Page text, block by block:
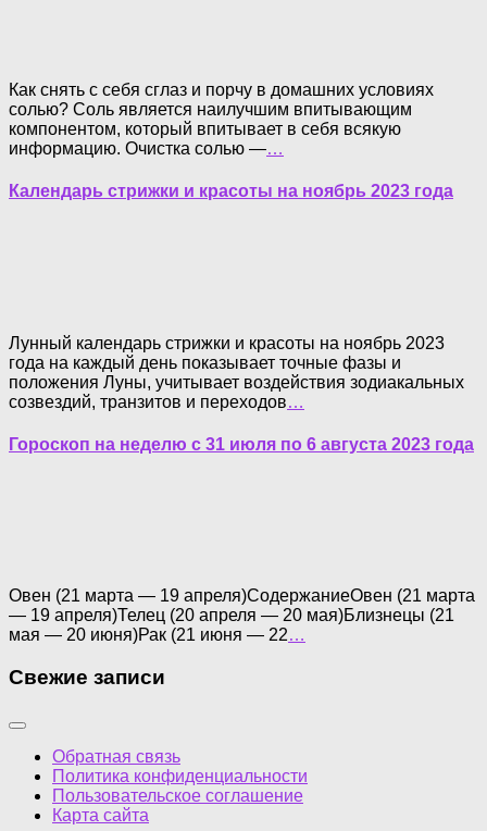
Как снять с себя сглаз и порчу в домашних условиях
солью? Соль является наилучшим впитывающим
компонентом, который впитывает в себя всякую
информацию. Очистка солью —…
Календарь стрижки и красоты на ноябрь 2023 года
Лунный календарь стрижки и красоты на ноябрь 2023
года на каждый день показывает точные фазы и
положения Луны, учитывает воздействия зодиакальных
созвездий, транзитов и переходов…
Гороскоп на неделю с 31 июля по 6 августа 2023 года
Овен (21 марта — 19 апреля)СодержаниеОвен (21 марта
— 19 апреля)Телец (20 апреля — 20 мая)Близнецы (21
мая — 20 июня)Рак (21 июня — 22…
Свежие записи
Обратная связь
Политика конфиденциальности
Пользовательское соглашение
Карта сайта